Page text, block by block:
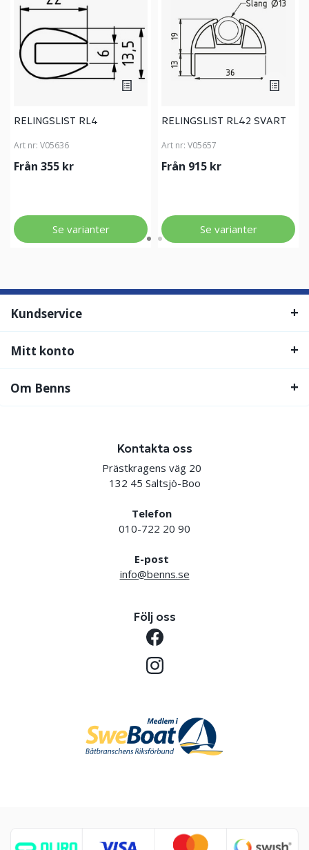
RELINGSLIST RL4
Art nr: V05636
Från 355 kr
Se varianter
RELINGSLIST RL42 SVART
Art nr: V05657
Från 915 kr
Se varianter
Kundservice
Mitt konto
Om Benns
Kontakta oss
Prästkragens väg 20
132 45 Saltsjö-Boo
Telefon
010-722 20 90
E-post
info@benns.se
Följ oss